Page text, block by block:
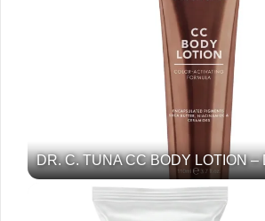
DR. C. TUNA CC BODY LOTION –